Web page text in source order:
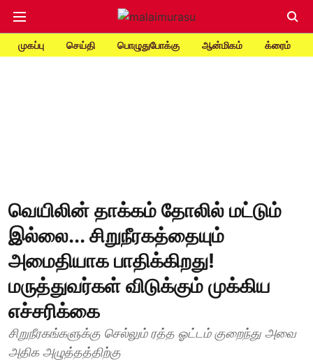
முகப்பு செய்தி பொழுதுபோக்கு ஆன்மிகம் க்ரைம்
வெயிலின் தாக்கம் தோலில் மட்டும்
இல்லை... சிறுநீரகத்தையும்
அமைதியாக பாதிக்கிறது!
மருத்துவர்கள் விடுக்கும் முக்கிய
எச்சரிக்கை
சிறுநீரகங்களுக்கு செல்லும் ரத்த ஓட்டம் குறைந்து அவை
அதிக அழுத்தத்திற்கு